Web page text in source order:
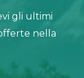
gli ultimi
nella